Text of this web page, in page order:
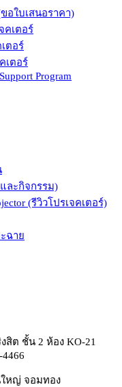
ขอใบเสนอราคา)
คเตอร์
เตอร์
เตอร์
Program
ละกิจกรรม)
(รีวิวโปรเจคเตอร์)
ฉาย
สิต ชั้น 2 ห้อง KO-21
หญ่ จอมทอง